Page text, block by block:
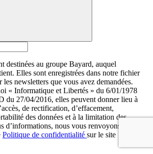
destinées au groupe Bayard, auquel
Elles sont enregistrées dans notre fichier
newsletters que vous avez demandées.
« Informatique et Libertés » du 6/01/1978
du 27/04/2016, elles peuvent donner lieu à
de rectification, d’effacement,
des données et à la limitation des
d’informations, nous vous renvoyons aux
Politique de confidentialité sur le site